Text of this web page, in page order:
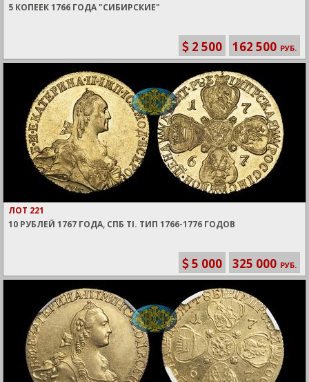
5 КОПЕЕК 1766 ГОДА "СИБИРСКИЕ"
2 500 162 500 РУБ.
ЛОТ 221
10 РУБЛЕЙ 1767 ГОДА, СПБ TI. ТИП 1766-1776 ГОДОВ
5 000 325 000 РУБ.